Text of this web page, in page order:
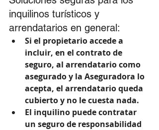
inquilinos turísticos y
arrendatarios en general:
Si el propietario accede a
incluir, en el contrato de
seguro, al arrendatario como
asegurado y la Aseguradora lo
acepta, el arrendatario queda
cubierto y no le cuesta nada.
El inquilino puede contratar
un seguro de responsabilidad